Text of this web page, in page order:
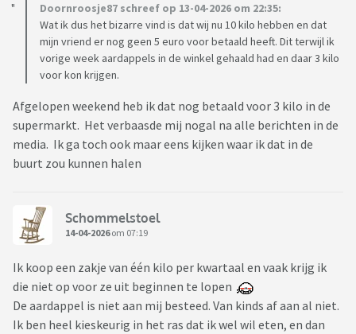
Doornroosje87 schreef op 13-04-2026 om 22:35:
Wat ik dus het bizarre vind is dat wij nu 10 kilo hebben en dat
mijn vriend er nog geen 5 euro voor betaald heeft. Dit terwijl ik
vorige week aardappels in de winkel gehaald had en daar 3 kilo
voor kon krijgen.
Afgelopen weekend heb ik dat nog betaald voor 3 kilo in de
supermarkt. Het verbaasde mij nogal na alle berichten in de
media. Ik ga toch ook maar eens kijken waar ik dat in de
buurt zou kunnen halen
Schommelstoel
14-04-2026om 07:19
Ik koop een zakje van één kilo per kwartaal en vaak krijg ik
die niet op voor ze uit beginnen te lopen
De aardappel is niet aan mij besteed. Van kinds af aan al niet.
Ik ben heel kieskeurig in het ras dat ik wel wil eten, en dan